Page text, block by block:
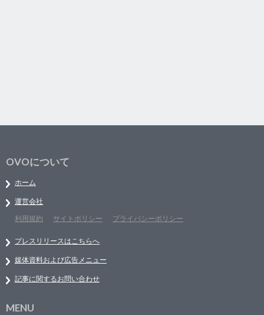
OVOについて
ホーム
運営会社
利用規約
サイトポリシー プライバシーポリシー
プレスリリースはこちらへ
媒体資料および広告メニュー
記事に関するお問い合わせ
MENU